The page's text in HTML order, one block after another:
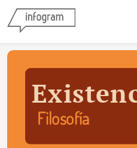
Skip
Filosofía